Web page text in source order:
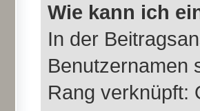
Wie kann ich
In der
Benutzernamen
Rang verknüpft: